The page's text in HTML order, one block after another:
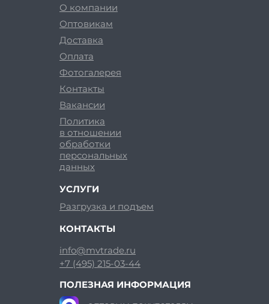
О компании
Оптовикам
Доставка
Оплата
Фотогалерея
Контакты
Вакансии
Политика
в отношении
обработки
персональных
данных
УСЛУГИ
Разгрузка и подъем
КОНТАКТЫ
info@mvtrade.ru
+7 (495) 215-03-44
ПОЛЕЗНАЯ ИНФОРМАЦИЯ